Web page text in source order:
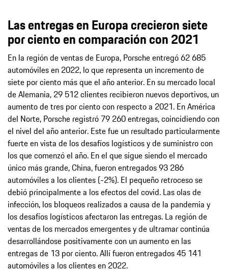
Las entregas en Europa crecieron siete
por ciento en comparación con 2021
En la región de ventas de Europa, Porsche entregó 62 685
automóviles en 2022, lo que representa un incremento de
siete por ciento más que el año anterior. En su mercado local
de Alemania, 29 512 clientes recibieron nuevos deportivos, un
aumento de tres por ciento con respecto a 2021. En América
del Norte, Porsche registró 79 260 entregas, coincidiendo con
el nivel del año anterior. Este fue un resultado particularmente
fuerte en vista de los desafíos logísticos y de suministro con
los que comenzó el año. En el que sigue siendo el mercado
único más grande, China, fueron entregados 93 286
automóviles a los clientes (-2%). El pequeño retroceso se
debió principalmente a los efectos del covid. Las olas de
infección, los bloqueos realizados a causa de la pandemia y
los desafíos logísticos afectaron las entregas. La región de
ventas de los mercados emergentes y de ultramar continúa
desarrollándose positivamente con un aumento en las
entregas de 13 por ciento. Allí fueron entregados 45 141
automóviles a los clientes en 2022.